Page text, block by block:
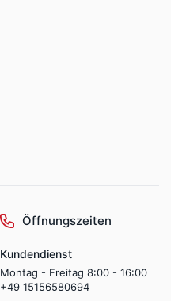
Öffnungszeiten
Kundendienst
Montag - Freitag 8:00 - 16:00
+49 15156580694